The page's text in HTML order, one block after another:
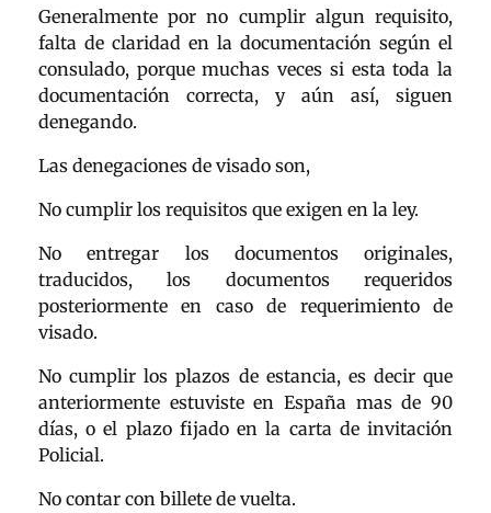
Generalmente por no cumplir algun requisito,
falta de claridad en la documentación según el
consulado, porque muchas veces si esta toda la
documentación correcta, y aún así, siguen
denegando.
Las denegaciones de visado son,
No cumplir los requisitos que exigen en la ley.
No entregar los documentos originales,
traducidos, los documentos requeridos
posteriormente en caso de requerimiento de
visado.
No cumplir los plazos de estancia, es decir que
anteriormente estuviste en España mas de 90
días, o el plazo fijado en la carta de invitación
Policial.
No contar con billete de vuelta.